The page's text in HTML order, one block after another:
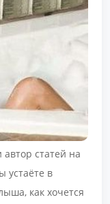
статей на
устаёте в
как хочется